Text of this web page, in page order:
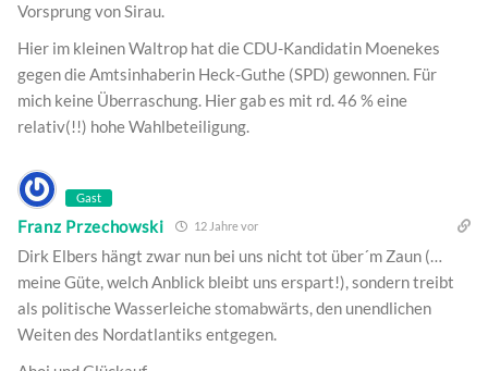
Vorsprung von Sirau.
Hier im kleinen Waltrop hat die CDU-Kandidatin Moenekes
gegen die Amtsinhaberin Heck-Guthe (SPD) gewonnen. Für
mich keine Überraschung. Hier gab es mit rd. 46 % eine
relativ(!!) hohe Wahlbeteiligung.
Gast
Franz Przechowski 12 Jahre vor
Dirk Elbers hängt zwar nun bei uns nicht tot über´m Zaun (…
meine Güte, welch Anblick bleibt uns erspart!), sondern treibt
als politische Wasserleiche stomabwärts, den unendlichen
Weiten des Nordatlantiks entgegen.